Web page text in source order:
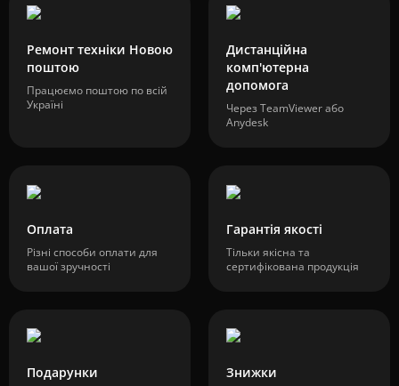
Ремонт техніки Новою
поштою
Працюємо поштою по всій
Україні
Дистанційна
комп'ютерна
допомога
Через TeamViewer або
Anydesk
Оплата
Різні способи оплати для
вашої зручності
Гарантія якості
Тільки якісна та
сертифікована продукція
Подарунки Знижки